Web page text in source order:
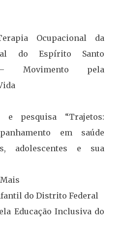
Ocupacional da
do Espírito Santo
– Movimento pela
e pesquisa “Trajetos:
em saúde
adolescentes e sua
do Distrito Federal
Educação Inclusiva do